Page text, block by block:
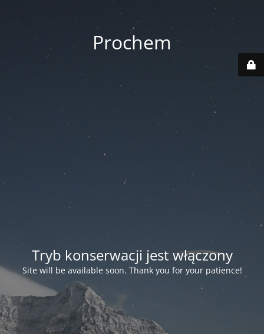
Prochem
Tryb konserwacji jest włączony
Site will be available soon. Thank you for your patience!